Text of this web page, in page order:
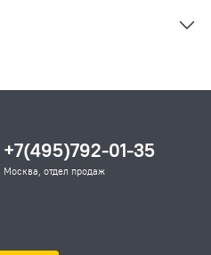
+7(495)792-01-35
Москва, отдел продаж